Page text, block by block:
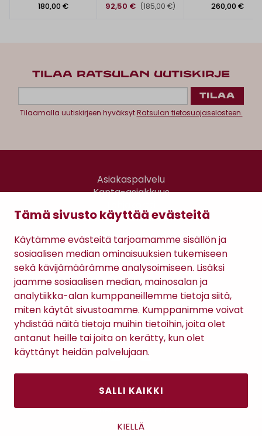
Tämä sivusto käyttää evästeitä
Käytämme evästeitä tarjoamamme sisällön ja
sosiaalisen median ominaisuuksien tukemiseen
sekä kävijämäärämme analysoimiseen. Lisäksi
jaamme sosiaalisen median, mainosalan ja
analytiikka-alan kumppaneillemme tietoja siitä,
miten käytät sivustoamme. Kumppanimme voivat
yhdistää näitä tietoja muihin tietoihin, joita olet
antanut heille tai joita on kerätty, kun olet
käyttänyt heidän palvelujaan.
SALLI KAIKKI
KIELLÄ
180,00 €
92,50 € (185,00 €) 260,00 €
TILAA RATSULAN UUTISKIRJE
Tilaamalla uutiskirjeen hyväksytRatsulan tietosuojaselosteen.
Asiakaspalvelu
Kanta-asiakkuus
Gomee Ratsula Café
Antinkatu 17, 28100 Pori
Sopimusehdot
Tietosuojaseloste
Maksutavat